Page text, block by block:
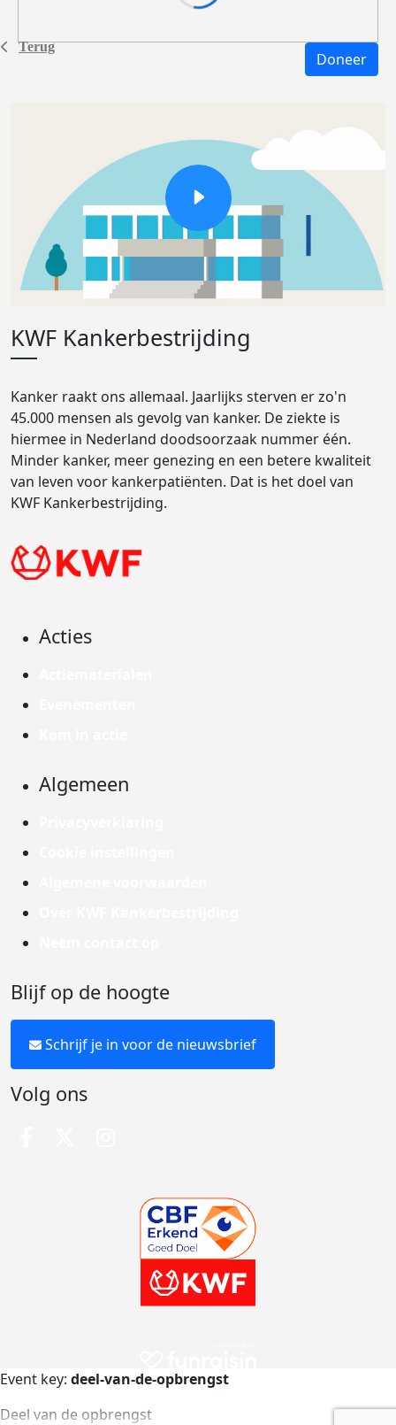
Terug
Doneer
KWF Kankerbestrijding
Kanker raakt ons allemaal. Jaarlijks sterven er zo'n
45.000 mensen als gevolg van kanker. De ziekte is
hiermee in Nederland doodsoorzaak nummer één.
Minder kanker, meer genezing en een betere kwaliteit
van leven voor kankerpatiënten. Dat is het doel van
KWF Kankerbestrijding.
Acties
Algemeen
Blijf op de hoogte
Schrijf je in voor de nieuwsbrief
Volg ons
Event key: deel-van-de-opbrengst
Deel van de opbrengst